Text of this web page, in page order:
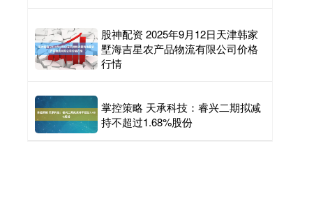
股神配资 2025年9月12日天津韩家
墅海吉星农产品物流有限公司价格
行情
掌控策略 天承科技：睿兴二期拟减
持不超过1.68%股份